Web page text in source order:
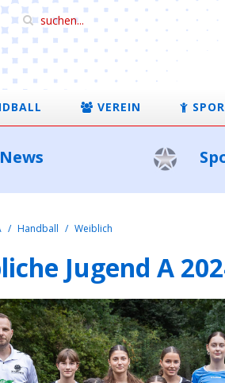
VEREIN
News
Handball Weiblich
Jugend A